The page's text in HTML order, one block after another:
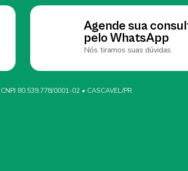
Agende sua
pelo WhatsApp
Nós tiramos suas dúvidas.
80.539.778/0001-02 • CASCAVEL/PR